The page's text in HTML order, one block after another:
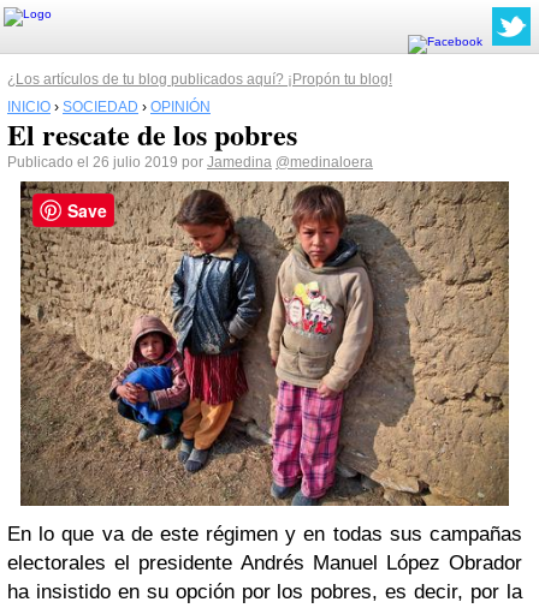
¿Los artículos de tu blog publicados aquí? ¡Propón tu blog!
INICIO › SOCIEDAD › OPINIÓN
El rescate de los pobres
Publicado el 26 julio 2019 por Jamedina @medinaloera
En lo que va de este régimen y en todas sus campañas
electorales el presidente Andrés Manuel López Obrador
ha insistido en su opción por los pobres, es decir, por la
Save